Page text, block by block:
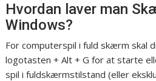
Hvordan laver man
Windows?
For computerspil i fuld skærm skal
logotasten + Alt + G for at starte
spil i fuldskærmstilstand (eller